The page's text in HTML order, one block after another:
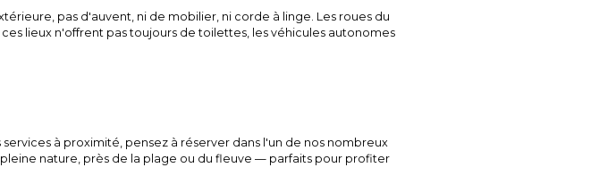
pas d'auvent, ni de mobilier, ni corde à linge. Les roues du
lieux n'offrent pas toujours de toilettes, les véhicules autonomes
à proximité, pensez à réserver dans l'un de nos nombreux
nature, près de la plage ou du fleuve — parfaits pour profiter